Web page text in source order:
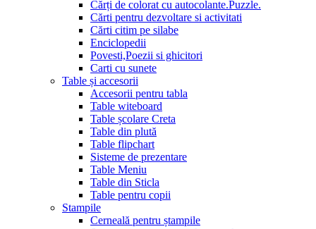
Cărți de colorat cu autocolante.Puzzle.
Сărti pentru dezvoltare si activitati
Cărti citim pe silabe
Enciclopedii
Povesti,Poezii si ghicitori
Carti cu sunete
Table și accesorii
Accesorii pentru tabla
Table witeboard
Table școlare Creta
Table din plută
Table flipchart
Sisteme de prezentare
Table Meniu
Table din Sticla
Table pentru copii
Stampile
Cerneală pentru ștampile